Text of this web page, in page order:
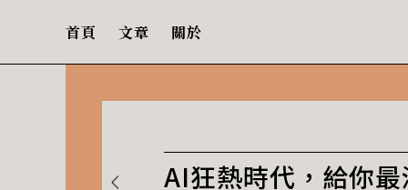
首頁 文章 關於
AI狂熱時代，給你